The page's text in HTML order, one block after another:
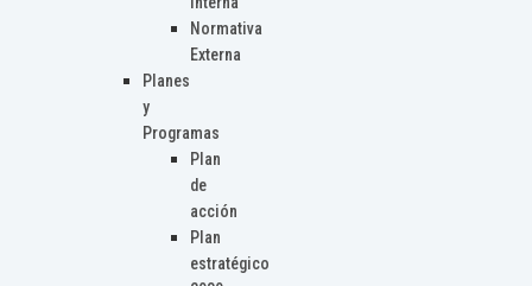
Normativa
Externa
Planes
y
Programas
Plan
de
acción
Plan
estratégico